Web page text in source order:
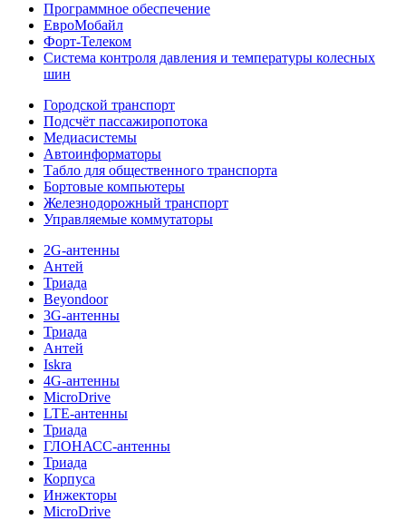
Программное обеспечение
ЕвроМобайл
Форт-Телеком
Система контроля давления и температуры колесных
шин
Городской транспорт
Подсчёт пассажиропотока
Медиасистемы
Автоинформаторы
Табло для общественного транспорта
Бортовые компьютеры
Железнодорожный транспорт
Управляемые коммутаторы
2G-антенны
Антей
Триада
Beyondoor
3G-антенны
Триада
Антей
Iskra
4G-антенны
MicroDrive
LTE-антенны
Триада
ГЛОНАСС-антенны
Триада
Корпуса
Инжекторы
MicroDrive